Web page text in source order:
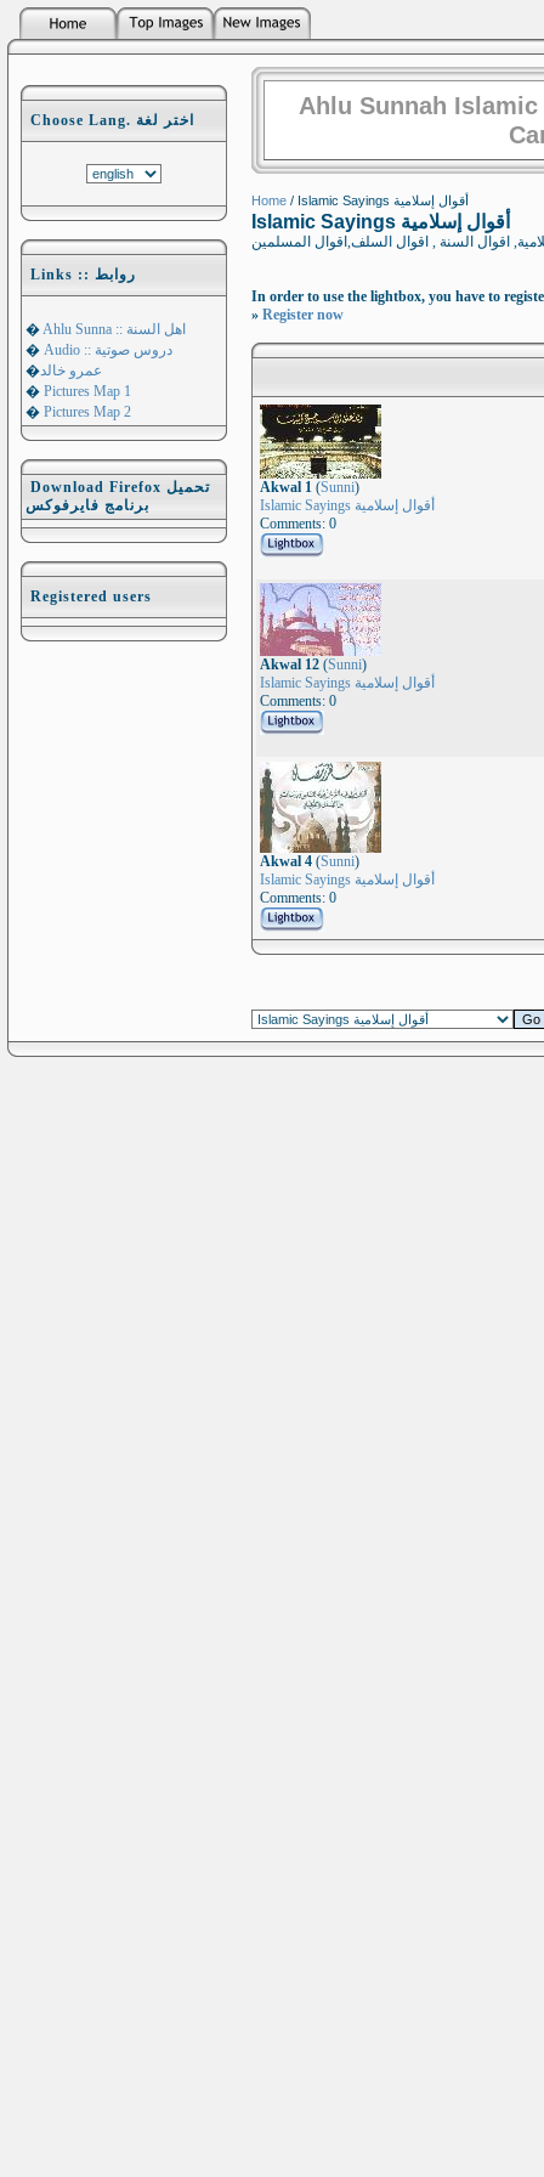
Choose Lang. اختر لغة
Links :: روابط
�
Ahlu Sunna :: اهل السنة
�
Audio :: دروس صوتية
�عمرو خالد
� Pictures Map 1
� Pictures Map 2
Download Firefox تحميل
برنامج فايرفوكس
Registered users
Ahlu Sunnah
Home / Islamic Sayings أقوال إسلامية
Islamic Sayings أقوال إسلامية
In order to use the lightbox, you have to
» Register now
Akwal 1 (Sunni)
Islamic Sayings أقوال إسلامية
Comments: 0
Akwal 12 (Sunni)
Islamic Sayings أقوال إسلامية
Comments: 0
Akwal 4 (Sunni)
Islamic Sayings أقوال إسلامية
Comments: 0